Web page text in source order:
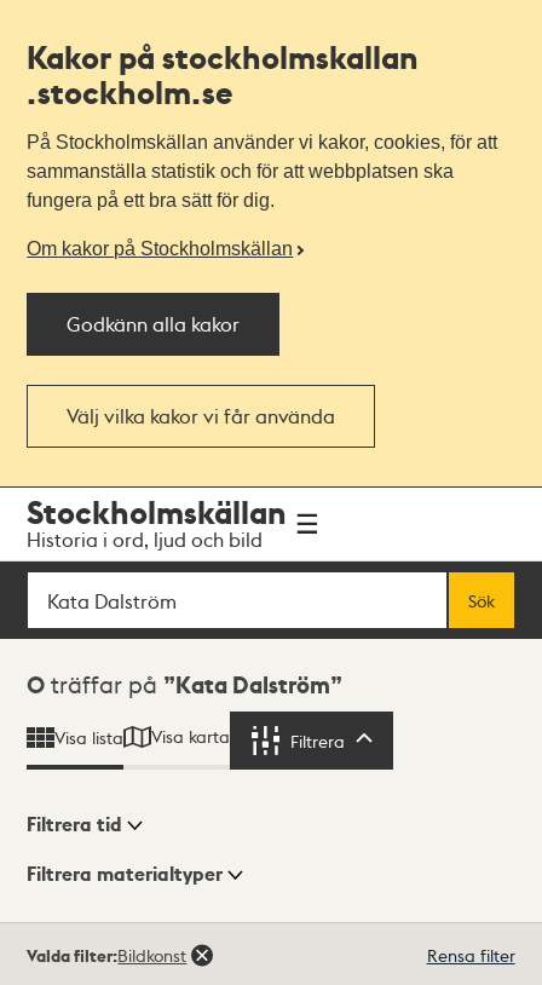
Kakor på stockholmskallan
.stockholm.se
På Stockholmskällan använder vi kakor, cookies, för att
sammanställa statistik och för att webbplatsen ska
fungera på ett bra sätt för dig.
Om kakor på Stockholmskällan
Godkänn alla kakor
Välj vilka kakor vi får använda
navigationen
huvudinnehållet
Stockholmskällan
Historia i ord, ljud och bild
Sök
Sök
Sökresultat
0 träffar på Kata Dalström
Visa lista Visa karta Filtrera
Visningsläge
Filtrera tid
Filtrera materialtyper
träffar
Valda filter:Bildkonst Rensa filter